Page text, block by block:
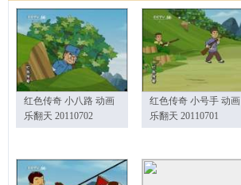
红色传奇 小八路 动画
乐翻天 20110702
红色传奇 小号手 动画
乐翻天 20110701